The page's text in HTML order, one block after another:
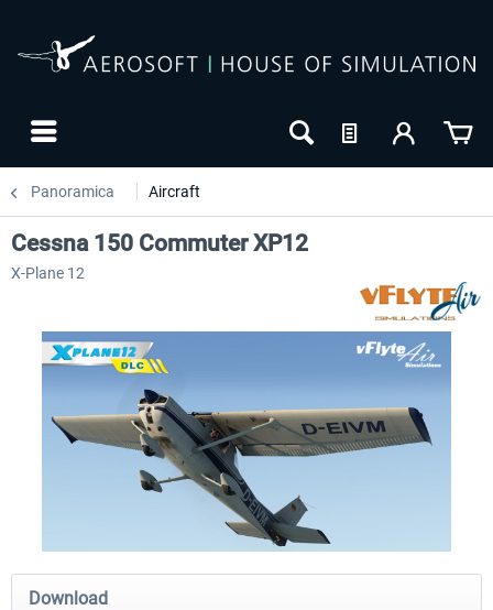
Panoramica Aircraft
X-Plane.org - King Air 350 XP12
X-Plane.org - Cessna 172M
Cessna 150 Commuter XP12
X-Plane 12
Download